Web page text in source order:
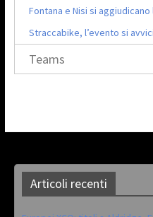
Fontana e Nisi si aggiudicano
Straccabike, l’evento si
Teams
Articoli recenti